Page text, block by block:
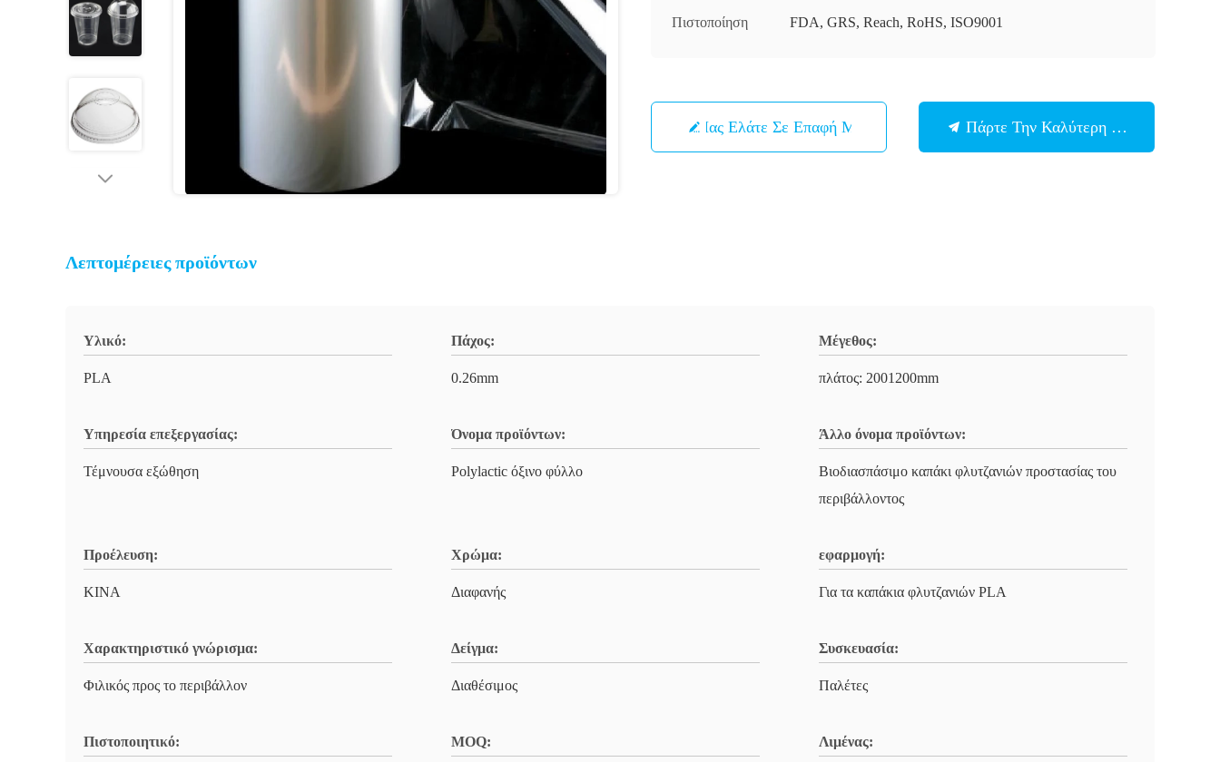
Πιστοποίηση FDA, GRS, Reach, RoHS, ISO9001
Μας Ελάτε Σε Επαφή Με Πάρτε Την Καλύτερη Τιμή
Λεπτομέρειες προϊόντων
Υλικό:
PLA
Πάχος:
0.26mm
Μέγεθος:
πλάτος: 2001200mm
Υπηρεσία επεξεργασίας:
Τέμνουσα εξώθηση
Όνομα προϊόντων:
Polylactic όξινο φύλλο
Άλλο όνομα προϊόντων:
Βιοδιασπάσιμο καπάκι φλυτζανιών προστασίας του
περιβάλλοντος
Προέλευση:
ΚΙΝΑ
Χρώμα:
Διαφανής
εφαρμογή:
Για τα καπάκια φλυτζανιών PLA
Χαρακτηριστικό γνώρισμα:
Φιλικός προς το περιβάλλον
Δείγμα:
Διαθέσιμος
Συσκευασία:
Παλέτες
Πιστοποιητικό: MOQ: Λιμένας: